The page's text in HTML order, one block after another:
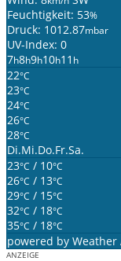
Feuchtigkeit: 53%
Druck: 1012.87mbar
UV-Index: 0
7h8h9h10h11 h
22°C
23°C
24°C
26°C
28°C
Di.Mi.Do.Fr.Sa.
23°C / 10°C
26°C / 13°C
29°C / 15°C
32°C / 18°C
35°C / 18°C
powered by Weather
ANZEIGE